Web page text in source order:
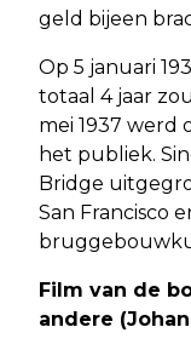
geld bijeen
Op 5 januari
totaal 4 jaar
mei 1937 werd
het publiek.
Bridge
San Francisco
Film van de
andere